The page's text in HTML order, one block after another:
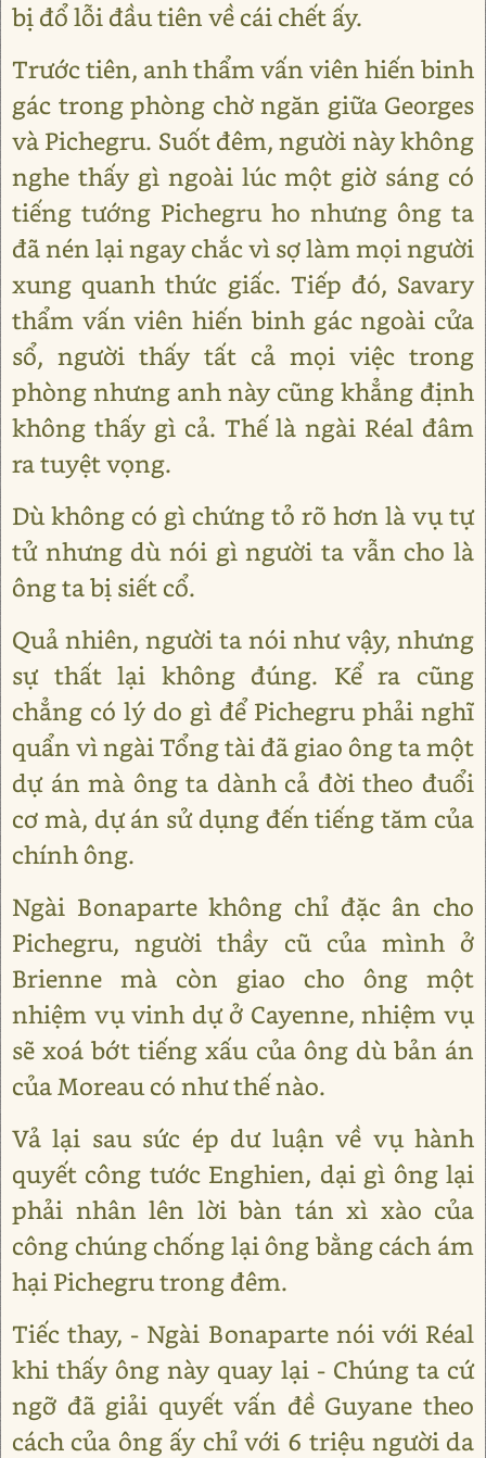
bị đổ lỗi đầu tiên về cái chết ấy.
Trước tiên, anh thẩm vấn viên hiến binh
gác trong phòng chờ ngăn giữa Georges
và Pichegru. Suốt đêm, người này không
nghe thấy gì ngoài lúc một giờ sáng có
tiếng tướng Pichegru ho nhưng ông ta
đã nén lại ngay chắc vì sợ làm mọi người
xung quanh thức giấc. Tiếp đó, Savary
thẩm vấn viên hiến binh gác ngoài cửa
sổ, người thấy tất cả mọi việc trong
phòng nhưng anh này cũng khẳng định
không thấy gì cả. Thế là ngài Réal đâm
ra tuyệt vọng.
Dù không có gì chứng tỏ rõ hơn là vụ tự
tử nhưng dù nói gì người ta vẫn cho là
ông ta bị siết cổ.
Quả nhiên, người ta nói như vậy, nhưng
sự thất lại không đúng. Kể ra cũng
chẳng có lý do gì để Pichegru phải nghĩ
quẩn vì ngài Tổng tài đã giao ông ta một
dự án mà ông ta dành cả đời theo đuổi
cơ mà, dự án sử dụng đến tiếng tăm của
chính ông.
Ngài Bonaparte không chỉ đặc ân cho
Pichegru, người thầy cũ của mình ở
Brienne mà còn giao cho ông một
nhiệm vụ vinh dự ở Cayenne, nhiệm vụ
sẽ xoá bớt tiếng xấu của ông dù bản án
của Moreau có như thế nào.
Vả lại sau sức ép dư luận về vụ hành
quyết công tước Enghien, dại gì ông lại
phải nhân lên lời bàn tán xì xào của
công chúng chống lại ông bằng cách ám
hại Pichegru trong đêm.
Tiếc thay, - Ngài Bonaparte nói với Réal
khi thấy ông này quay lại - Chúng ta cứ
ngỡ đã giải quyết vấn đề Guyane theo
cách của ông ấy chỉ với 6 triệu người da